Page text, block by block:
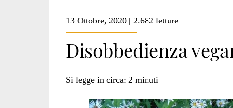
<span>vegan
udine</span>
13 Ottobre, 2020 | 2.682 letture
Disobbedienza
Si legge in circa: 2 minuti